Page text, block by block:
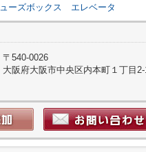
ーズボックス エレベータ
〒540-0026
大阪府大阪市中央区内本町１丁目